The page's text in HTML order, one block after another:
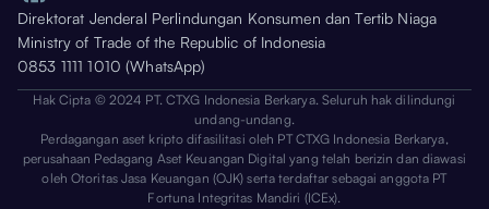
Direktorat Jenderal Perlindungan Konsumen dan Tertib Niaga
Ministry of Trade of the Republic of Indonesia
0853 1111 1010 (WhatsApp)
Hak Cipta © 2024 PT. CTXG Indonesia Berkarya. Seluruh hak dilindungi
undang-undang.
Perdagangan aset kripto difasilitasi oleh PT CTXG Indonesia Berkarya,
perusahaan Pedagang Aset Keuangan Digital yang telah berizin dan diawasi
oleh Otoritas Jasa Keuangan (OJK) serta terdaftar sebagai anggota PT
Fortuna Integritas Mandiri (ICEx).